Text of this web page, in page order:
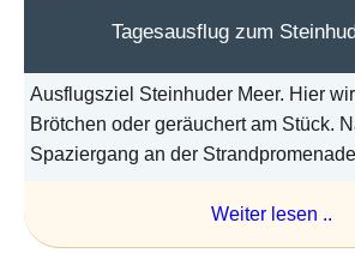
Tagesausflug zum
Ausflugsziel Steinhuder Meer. Hier
Brötchen oder geräuchert am Stück.
Spaziergang an der
Weiter lesen ..